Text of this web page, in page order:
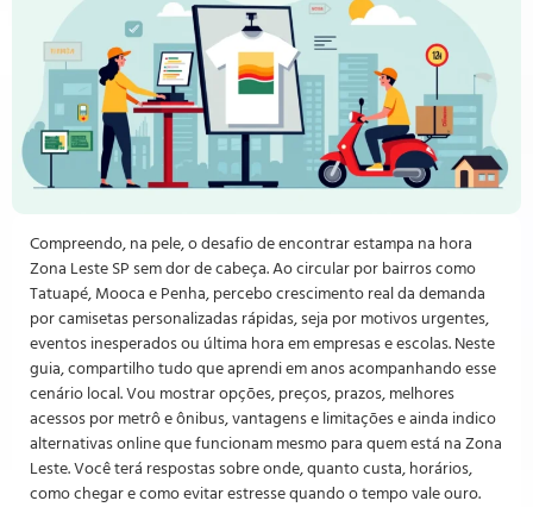
Compreendo, na pele, o desafio de encontrar estampa na hora
Zona Leste SP sem dor de cabeça. Ao circular por bairros como
Tatuapé, Mooca e Penha, percebo crescimento real da demanda
por camisetas personalizadas rápidas, seja por motivos urgentes,
eventos inesperados ou última hora em empresas e escolas. Neste
guia, compartilho tudo que aprendi em anos acompanhando esse
cenário local. Vou mostrar opções, preços, prazos, melhores
acessos por metrô e ônibus, vantagens e limitações e ainda indico
alternativas online que funcionam mesmo para quem está na Zona
Leste. Você terá respostas sobre onde, quanto custa, horários,
como chegar e como evitar estresse quando o tempo vale ouro.